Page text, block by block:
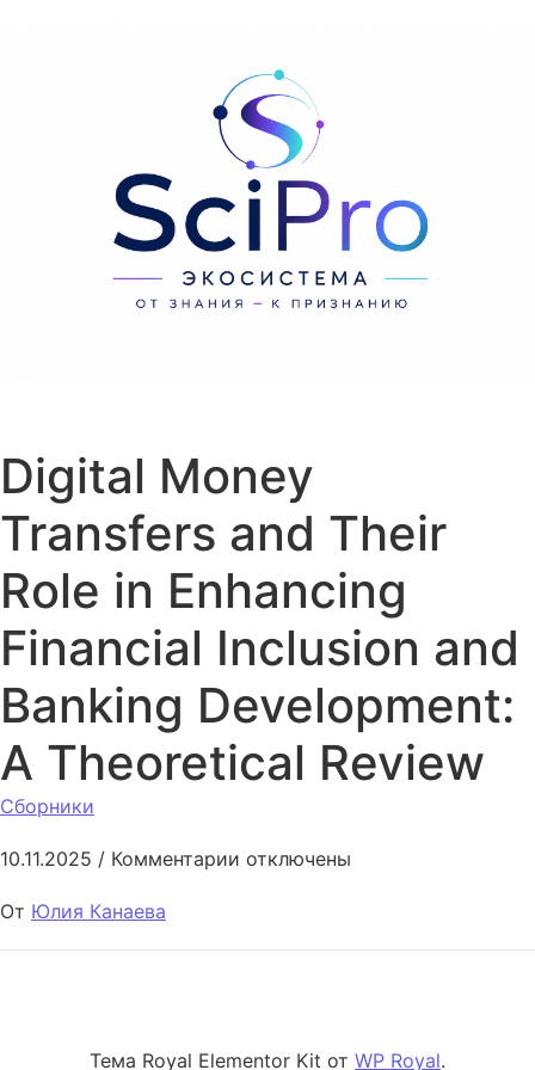
Digital Money
Transfers and Their
Role in Enhancing
Financial Inclusion and
Banking Development:
A Theoretical Review
Сборники
10.11.2025 / Комментарии к записи Digital Money
отключены
От Юлия Канаева
Тема Royal Elementor Kit от WP Royal.